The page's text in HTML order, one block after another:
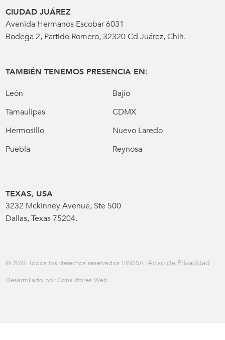
CIUDAD JUÁREZ
Avenida Hermanos Escobar 6031
Bodega 2, Partido Romero, 32320 Cd Juárez, Chih.
TAMBIÉN TENEMOS PRESENCIA EN:
León
Bajío
Tamaulipas
CDMX
Hermosillo
Nuevo Laredo
Puebla
Reynosa
TEXAS, USA
3232 Mckinney Avenue, Ste 500
Dallas, Texas 75204.
© 2026 Todos los derechos reservados VINSSA.Aviso de Privacidad
Desarrollado por Consultores Web